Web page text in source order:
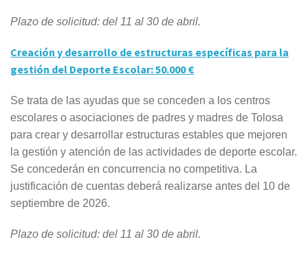
Plazo de solicitud: del 11 al 30 de abril.
Creación y desarrollo de estructuras específicas para la
gestión del Deporte Escolar: 50.000 €
Se trata de las ayudas que se conceden a los centros
escolares o asociaciones de padres y madres de Tolosa
para crear y desarrollar estructuras estables que mejoren
la gestión y atención de las actividades de deporte escolar.
Se concederán en concurrencia no competitiva. La
justificación de cuentas deberá realizarse antes del 10 de
septiembre de 2026.
Plazo de solicitud: del 11 al 30 de abril.